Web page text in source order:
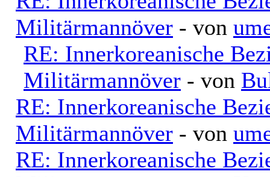
Militärmannöver - von
RE: Innerkoreanische
Militärmannöver - von
RE: Innerkoreanische
Militärmannöver - von
RE: Innerkoreanische